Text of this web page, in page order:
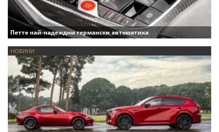
Петте най-надеждни германски автоматика
НОВИНИ